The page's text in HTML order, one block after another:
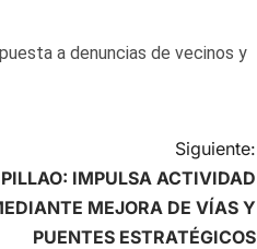
a denuncias de vecinos y
Siguiente:
IMPULSA ACTIVIDAD
MEJORA DE VÍAS Y
PUENTES ESTRATÉGICOS